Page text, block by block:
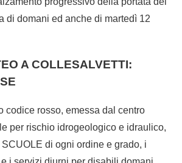
di domani ed anche di martedì 12
A COLLESALVETTI:
codice rosso, emessa dal centro
per rischio idrogeologico e idraulico,
di ogni ordine e grado, i